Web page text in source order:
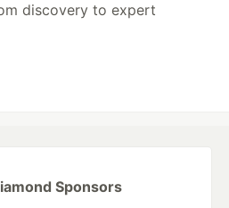
discovery to expert
Sponsors